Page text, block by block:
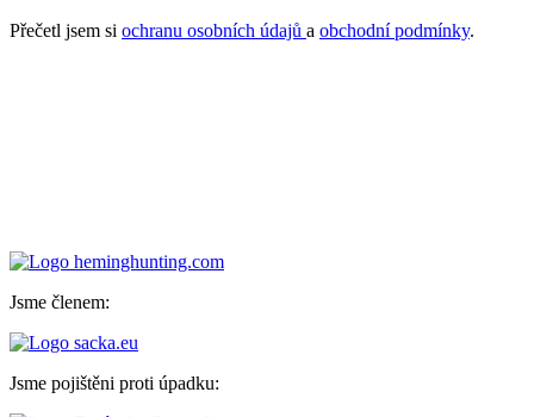
Přečetl jsem si ochranu osobních údajů a obchodní podmínky.
Jsme členem:
Jsme pojištěni proti úpadku: